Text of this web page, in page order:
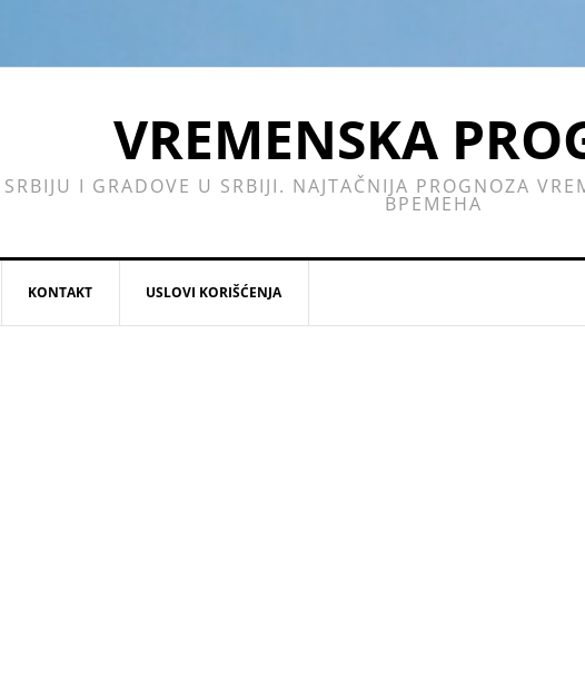
VREMENSKA
SRBIJU I GRADOVE U SRBIJI. NAJTAČNIJA PROGNOZA
ВРЕМЕНА
KONTAKT USLOVI KORIŠĆENJA